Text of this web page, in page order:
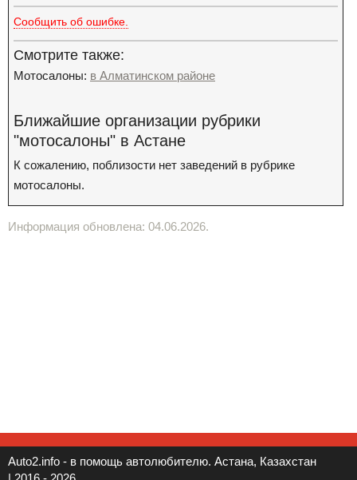
Сообщить об ошибке.
Смотрите также:
Мотосалоны: в Алматинском районе
Ближайшие организации рубрики
"мотосалоны" в Астане
К сожалению, поблизости нет заведений в рубрике
мотосалоны.
Информация обновлена: 04.06.2026.
Auto2.info - в помощь автолюбителю. Астана, Казахстан